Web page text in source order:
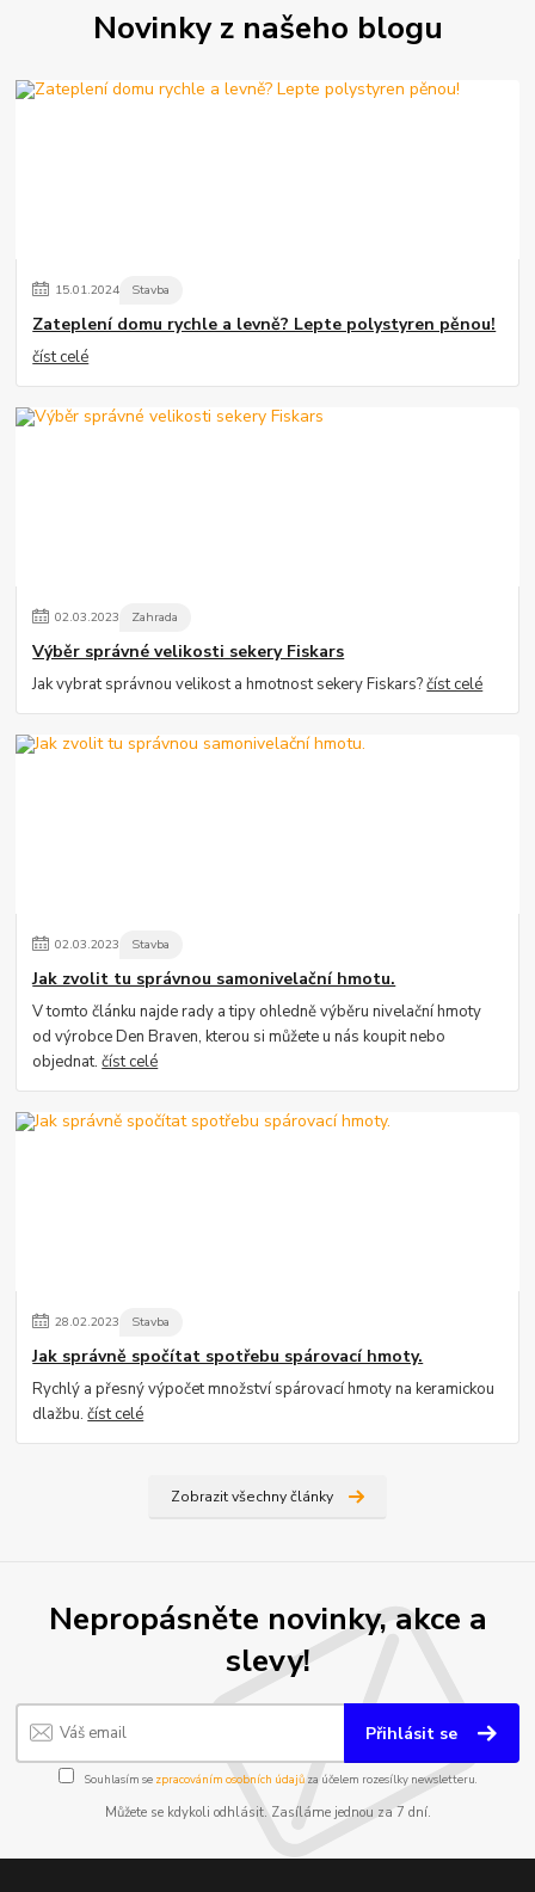
Novinky z našeho blogu
15.01.2024 Stavba
Zateplení domu rychle a levně? Lepte polystyren pěnou!
číst celé
02.03.2023 Zahrada
Výběr správné velikosti sekery Fiskars
Jak vybrat správnou velikost a hmotnost sekery Fiskars?číst celé
02.03.2023 Stavba
Jak zvolit tu správnou samonivelační hmotu.
V tomto článku najde rady a tipy ohledně výběru nivelační hmoty
od výrobce Den Braven, kterou si můžete u nás koupit nebo
objednat.číst celé
28.02.2023 Stavba
Jak správně spočítat spotřebu spárovací hmoty.
Rychlý a přesný výpočet množství spárovací hmoty na keramickou
dlažbu.číst celé
Zobrazit všechny články
Nepropásněte novinky, akce a
slevy!
Přihlásit se
Souhlasím se zpracováním osobních údajůza účelem rozesílky newsletteru.
Můžete se kdykoli odhlásit. Zasíláme jednou za 7 dní.